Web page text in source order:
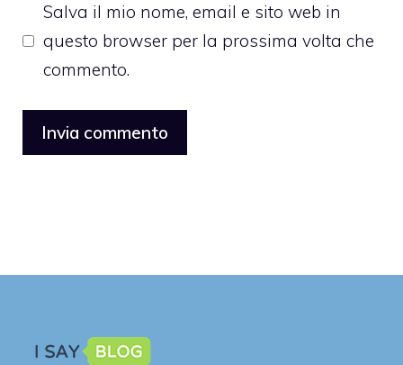
Salva il mio nome, email e sito web in
questo browser per la prossima volta che
commento.